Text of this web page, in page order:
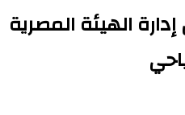
الهيئة المصرية